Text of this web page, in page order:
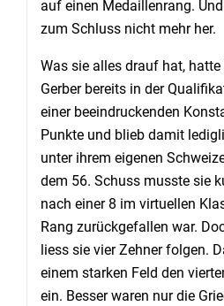
auf einen Medaillenrang.
zum Schluss nicht mehr her.
Was sie alles drauf hat,
Gerber bereits in der
einer beeindruckenden
Punkte und blieb damit
unter ihrem eigenen
dem 56. Schuss musste sie
nach einer 8 im virtuellen
Rang zurückgefallen war.
liess sie vier Zehner folgen.
einem starken Feld den
ein. Besser waren nur die